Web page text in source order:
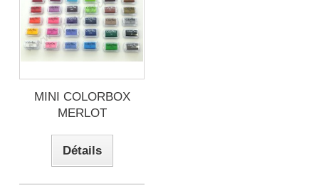
MINI COLORBOX
MERLOT
Détails